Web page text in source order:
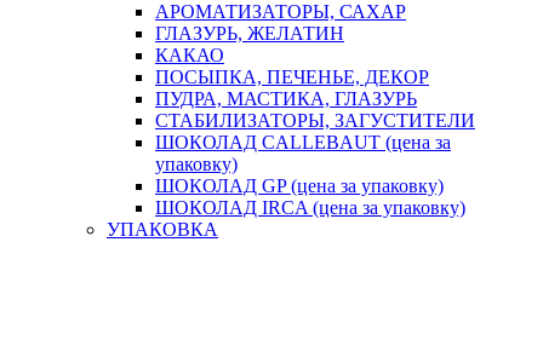
АРОМАТИЗАТОРЫ, САХАР
ГЛАЗУРЬ, ЖЕЛАТИН
КАКАО
ПОСЫПКА, ПЕЧЕНЬЕ, ДЕКОР
ПУДРА, МАСТИКА, ГЛАЗУРЬ
СТАБИЛИЗАТОРЫ, ЗАГУСТИТЕЛИ
ШОКОЛАД CALLEBAUT (цена за
упаковку)
ШОКОЛАД GP (цена за упаковку)
ШОКОЛАД IRCA (цена за упаковку)
УПАКОВКА